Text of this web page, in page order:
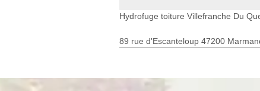
Hydrofuge toiture Villefranche Du
89 rue d'Escanteloup 47200